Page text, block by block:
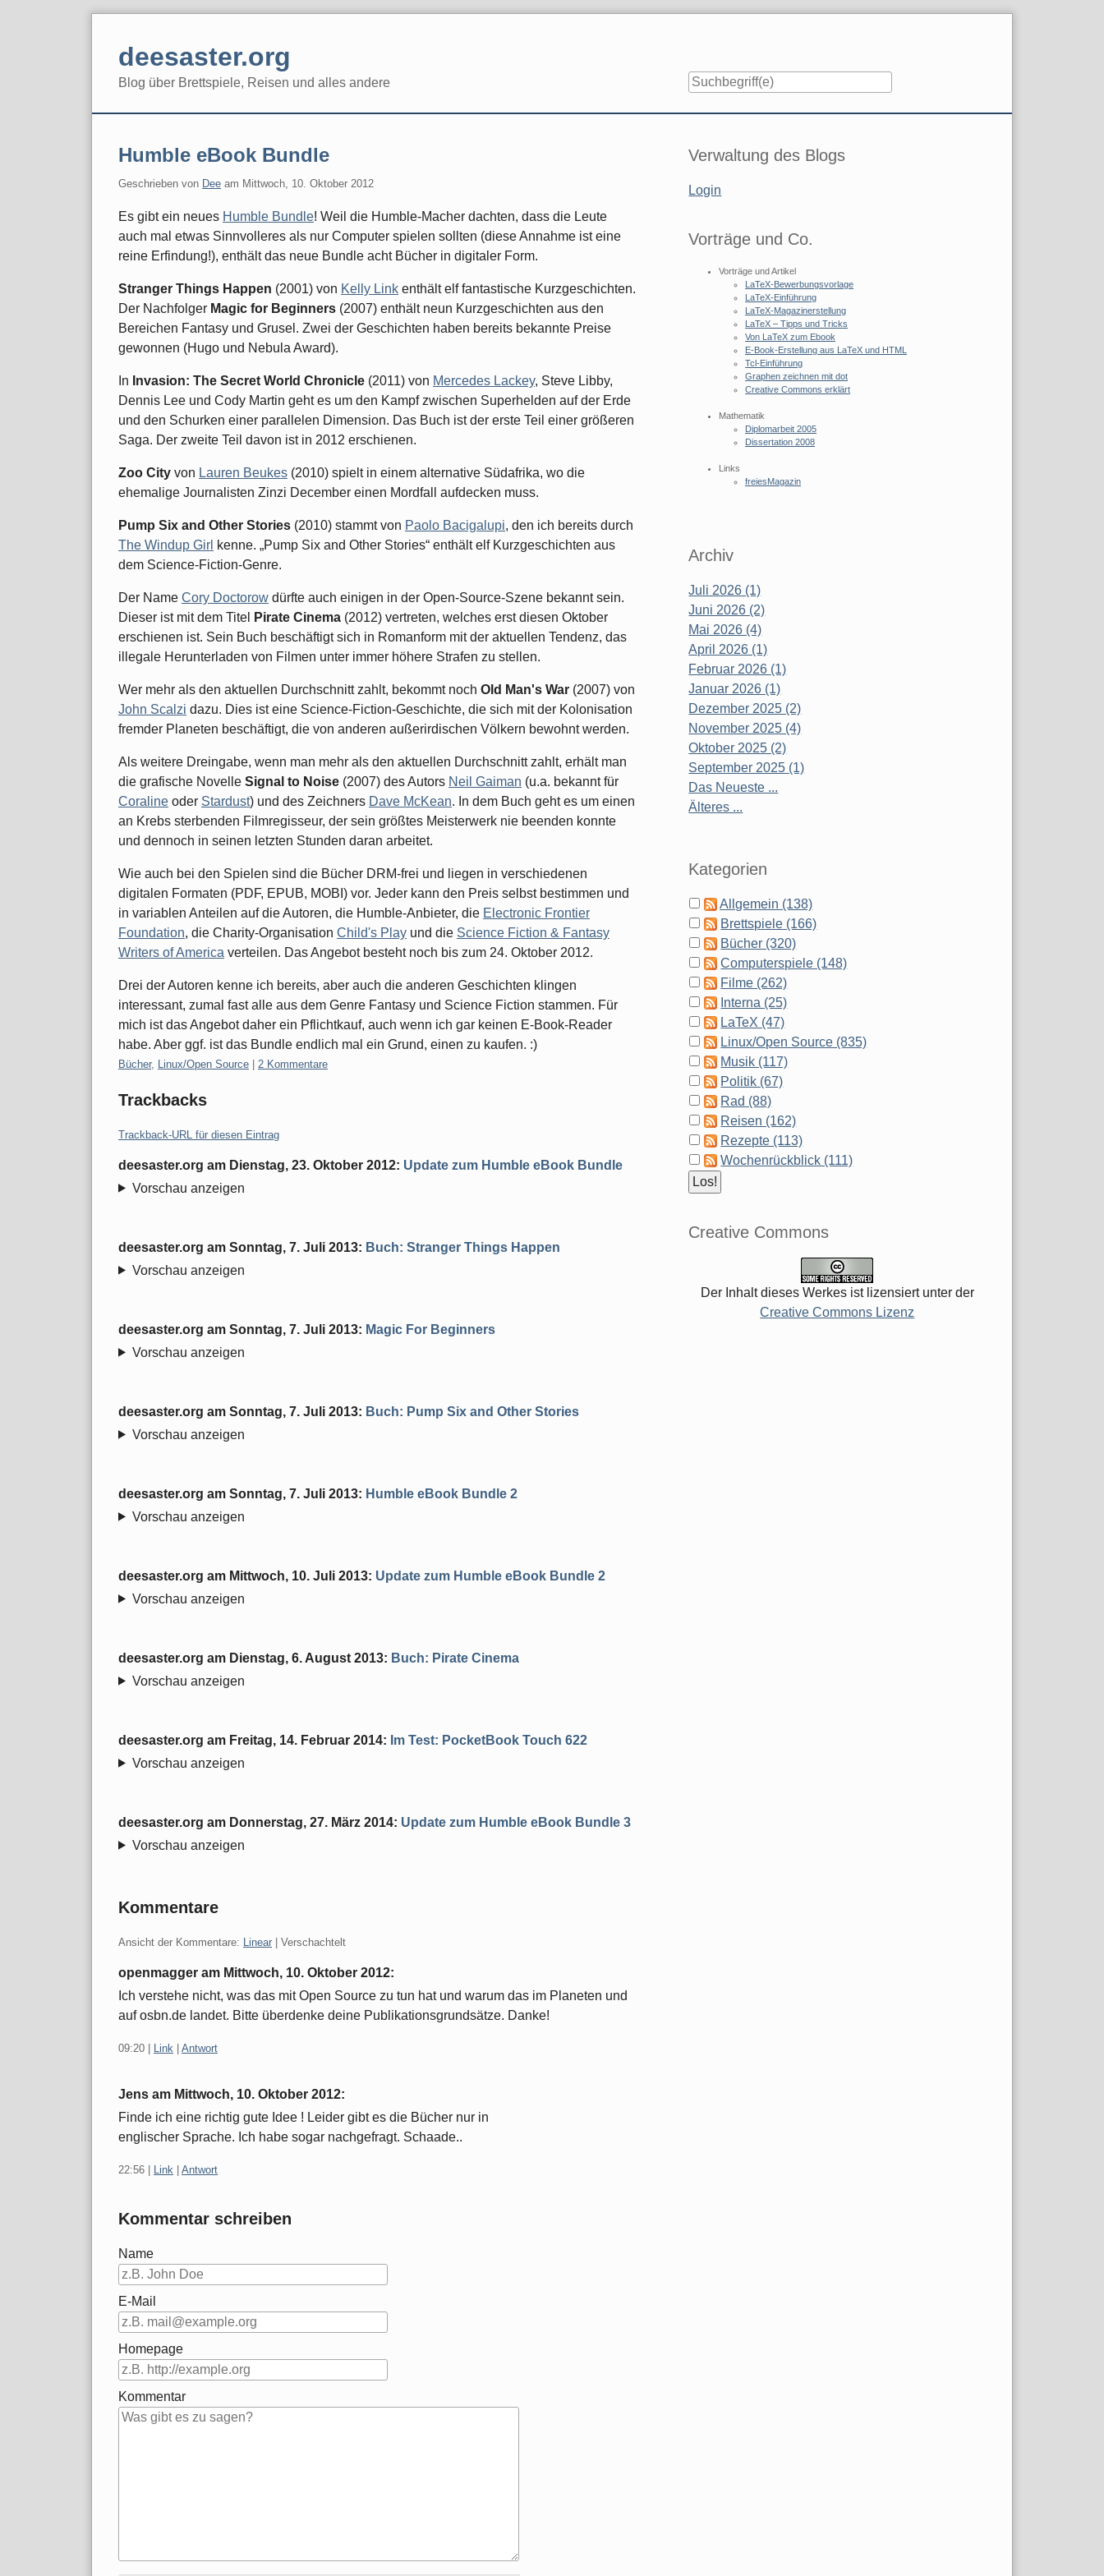
deesaster.org
Blog über Brettspiele, Reisen und alles andere
Humble eBook Bundle
Geschrieben von Dee am Mittwoch, 10. Oktober 2012
Es gibt ein neues Humble Bundle! Weil die Humble-Macher dachten, dass die Leute
auch mal etwas Sinnvolleres als nur Computer spielen sollten (diese Annahme ist eine
reine Erfindung!), enthält das neue Bundle acht Bücher in digitaler Form.
Stranger Things Happen (2001) von Kelly Link enthält elf fantastische Kurzgeschichten.
Der Nachfolger Magic for Beginners (2007) enthält neun Kurzgeschichten aus den
Bereichen Fantasy und Grusel. Zwei der Geschichten haben bereits bekannte Preise
gewonnen (Hugo und Nebula Award).
In Invasion: The Secret World Chronicle (2011) von Mercedes Lackey, Steve Libby,
Dennis Lee und Cody Martin geht es um den Kampf zwischen Superhelden auf der Erde
und den Schurken einer parallelen Dimension. Das Buch ist der erste Teil einer größeren
Saga. Der zweite Teil davon ist in 2012 erschienen.
Zoo City von Lauren Beukes (2010) spielt in einem alternative Südafrika, wo die
ehemalige Journalisten Zinzi December einen Mordfall aufdecken muss.
Pump Six and Other Stories (2010) stammt von Paolo Bacigalupi, den ich bereits durch
The Windup Girl kenne. „Pump Six and Other Stories“ enthält elf Kurzgeschichten aus
dem Science-Fiction-Genre.
Der Name Cory Doctorow dürfte auch einigen in der Open-Source-Szene bekannt sein.
Dieser ist mit dem Titel
Pirate Cinema (2012) vertreten, welches erst diesen Oktober
erschienen ist. Sein Buch beschäftigt sich in Romanform mit der aktuellen Tendenz, das
illegale Herunterladen von Filmen unter immer höhere Strafen zu stellen.
Wer mehr als den aktuellen Durchschnitt zahlt, bekommt noch Old Man's War (2007) von
John Scalzi dazu. Dies ist eine Science-Fiction-Geschichte, die sich mit der Kolonisation
fremder Planeten beschäftigt, die von anderen außerirdischen Völkern bewohnt werden.
Als weitere Dreingabe, wenn man mehr als den aktuellen Durchschnitt zahlt, erhält man
die grafische Novelle Signal to Noise (2007) des Autors Neil Gaiman (u.a. bekannt für
Coraline oder Stardust) und des Zeichners Dave McKean. In dem Buch geht es um einen
an Krebs sterbenden Filmregisseur, der sein größtes Meisterwerk nie beenden konnte
und dennoch in seinen letzten Stunden daran arbeitet.
Wie auch bei den Spielen sind die Bücher DRM-frei und liegen in verschiedenen
digitalen Formaten (PDF, EPUB, MOBI) vor. Jeder kann den Preis selbst bestimmen und
in variablen Anteilen auf die Autoren, die Humble-Anbieter, die Electronic Frontier
Foundation, die Charity-Organisation Child's Play und die Science Fiction & Fantasy
Writers of America verteilen. Das Angebot besteht noch bis zum 24. Oktober 2012.
Drei der Autoren kenne ich bereits, aber auch die anderen Geschichten klingen
interessant, zumal fast alle aus dem Genre Fantasy und Science Fiction stammen. Für
mich ist das Angebot daher ein Pflichtkauf, auch wenn ich gar keinen E-Book-Reader
habe. Aber ggf. ist das Bundle endlich mal ein Grund, einen zu kaufen. :)
Kategorien:
Bücher, Linux/Open Source | 2 Kommentare
Trackbacks
Trackback-URL für diesen Eintrag
deesaster.org am Dienstag, 23. Oktober 2012: Update zum Humble eBook Bundle
Vorschau anzeigen
deesaster.org am Sonntag, 7. Juli 2013: Buch: Stranger Things Happen
Vorschau anzeigen
deesaster.org am Sonntag, 7. Juli 2013: Magic For Beginners
Vorschau anzeigen
deesaster.org am Sonntag, 7. Juli 2013: Buch: Pump Six and Other Stories
Vorschau anzeigen
deesaster.org am Sonntag, 7. Juli 2013: Humble eBook Bundle 2
Vorschau anzeigen
deesaster.org am Mittwoch, 10. Juli 2013: Update zum Humble eBook Bundle 2
Vorschau anzeigen
deesaster.org am Dienstag, 6. August 2013: Buch: Pirate Cinema
Vorschau anzeigen
deesaster.org am Freitag, 14. Februar 2014: Im Test: PocketBook Touch 622
Vorschau anzeigen
deesaster.org am Donnerstag, 27. März 2014: Update zum Humble eBook Bundle 3
Vorschau anzeigen
Kommentare
Ansicht der Kommentare: Linear | Verschachtelt
openmagger am Mittwoch, 10. Oktober 2012:
Ich verstehe nicht, was das mit Open Source zu tun hat und warum das im Planeten und
auf osbn.de landet. Bitte überdenke deine Publikationsgrundsätze. Danke!
09:20 | Link | Antwort
Jens am Mittwoch, 10. Oktober 2012:
Finde ich eine richtig gute Idee ! Leider gibt es die Bücher nur in
englischer Sprache. Ich habe sogar nachgefragt. Schaade..
22:56 | Link | Antwort
Kommentar schreiben
Name
E-Mail
Homepage
Kommentar
Seitenleiste
Verwaltung des Blogs
Login
Vorträge und Co.
Vorträge und Artikel
LaTeX-Bewerbungsvorlage
LaTeX-Einführung
LaTeX-Magazinerstellung
LaTeX – Tipps und Tricks
Von LaTeX zum Ebook
E-Book-Erstellung aus LaTeX und HTML
Tcl-Einführung
Graphen zeichnen mit dot
Creative Commons erklärt
Mathematik
Diplomarbeit 2005
Dissertation 2008
Links
freiesMagazin
Archiv
Juli 2026 (1)
Juni 2026 (2)
Mai 2026 (4)
April 2026 (1)
Februar 2026 (1)
Januar 2026 (1)
Dezember 2025 (2)
November 2025 (4)
Oktober 2025 (2)
September 2025 (1)
Das Neueste ...
Älteres ...
Kategorien
Allgemein (138)
Brettspiele (166)
Bücher (320)
Computerspiele (148)
Filme (262)
Interna (25)
LaTeX (47)
Linux/Open Source (835)
Musik (117)
Politik (67)
Rad (88)
Reisen (162)
Rezepte (113)
Wochenrückblick (111)
Creative Commons
Der Inhalt dieses Werkes ist lizensiert unter der
Creative Commons Lizenz